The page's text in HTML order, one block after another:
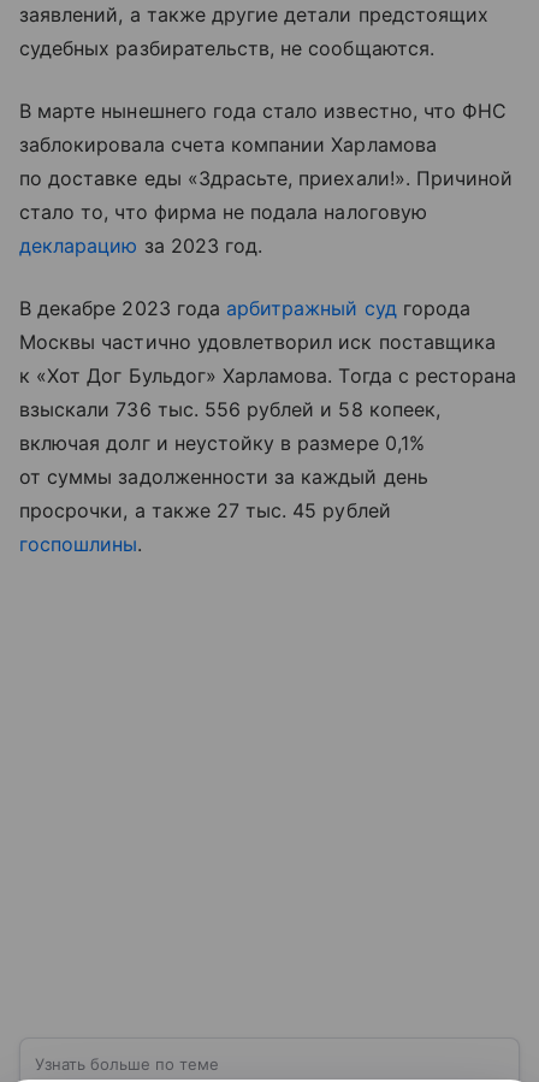
заявлений, а также другие детали предстоящих
судебных разбирательств, не сообщаются.
В марте нынешнего года стало известно, что ФНС
заблокировала счета компании Харламова
по доставке еды «Здрасьте, приехали!». Причиной
стало то, что фирма не подала налоговую
декларацию за 2023 год.
В декабре 2023 года арбитражный суд города
Москвы частично удовлетворил иск поставщика
к «Хот Дог Бульдог» Харламова. Тогда с ресторана
взыскали 736 тыс. 556 рублей и 58 копеек,
включая долг и неустойку в размере 0,1%
от суммы задолженности за каждый день
просрочки, а также 27 тыс. 45 рублей
госпошлины.
Узнать больше по теме